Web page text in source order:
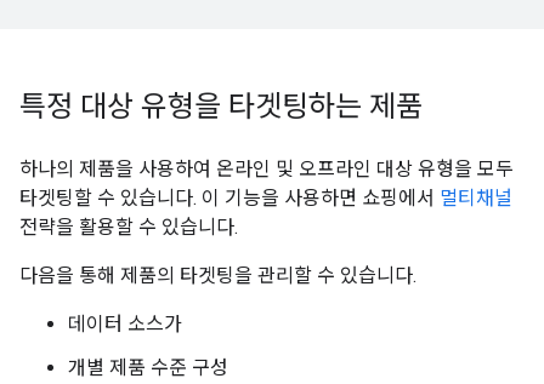
특정 대상 유형을 타겟팅하는 제품
하나의 제품을 사용하여 온라인 및 오프라인 대상 유형을 모두
타겟팅할 수 있습니다. 이 기능을 사용하면 쇼핑에서 멀티채널
전략을 활용할 수 있습니다.
다음을 통해 제품의 타겟팅을 관리할 수 있습니다.
데이터 소스가
개별 제품 수준 구성